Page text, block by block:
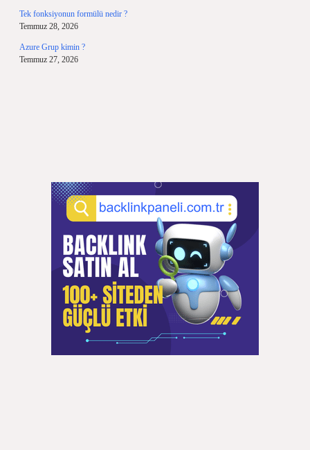
Tek fonksiyonun formülü nedir ?
Temmuz 28, 2026
Azure Grup kimin ?
Temmuz 27, 2026